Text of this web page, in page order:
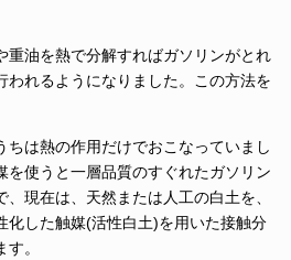
重油を熱で分解すればガソリンがとれ
われるようになりました。この方法を
ちは熱の作用だけでおこなっていまし
を使うと一層品質のすぐれたガソリン
現在は、天然または人工の白土を、
化した触媒(活性白土)を用いた接触分
。